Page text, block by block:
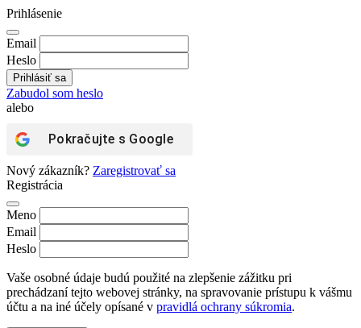
Prihlásenie
Email
Heslo
Zabudol som heslo
alebo
Pokračujte s Google
Nový zákazník? Zaregistrovať sa
Registrácia
Meno
Email
Heslo
Vaše osobné údaje budú použité na zlepšenie zážitku pri
prechádzaní tejto webovej stránky, na spravovanie prístupu k vášmu
účtu a na iné účely opísané v pravidlá ochrany súkromia.